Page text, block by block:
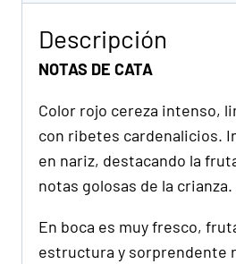
Descripción
NOTAS DE CATA
Color rojo cereza intenso,
con ribetes cardenalicios.
en nariz, destacando la
notas golosas de la crianza.
En boca es muy fresco,
estructura y sorprendente